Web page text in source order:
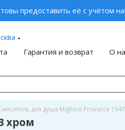
предоставить её с
Гарантия и возврат О
для душа Migliore Provance
хром